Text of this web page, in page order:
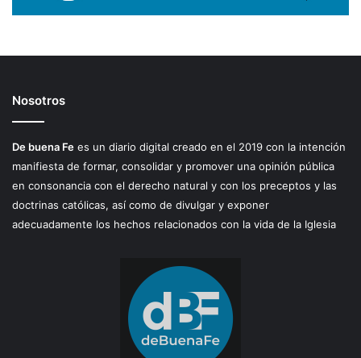
Nosotros
De buena Fe es un diario digital creado en el 2019 con la intención
manifiesta de formar, consolidar y promover una opinión pública
en consonancia con el derecho natural y con los preceptos y las
doctrinas católicas, así como de divulgar y exponer
adecuadamente los hechos relacionados con la vida de la Iglesia